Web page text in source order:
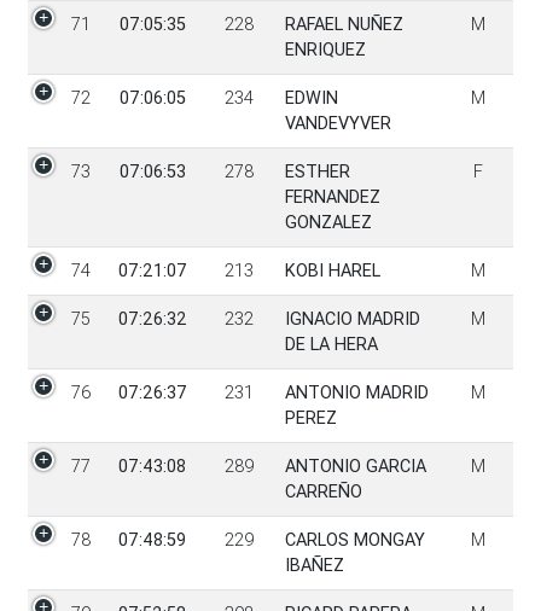
71 07:05:35 228
RAFAEL NUÑEZ
ENRIQUEZ
M
72 07:06:05 234
EDWIN
VANDEVYVER
M
73 07:06:53 278
ESTHER
FERNANDEZ
GONZALEZ
F
74 07:21:07 213 KOBI HAREL M
75 07:26:32 232
IGNACIO MADRID
DE LA HERA
M
76 07:26:37 231
ANTONIO MADRID
PEREZ
M
77 07:43:08 289
ANTONIO GARCIA
CARREÑO
M
78 07:48:59 229
CARLOS MONGAY
IBAÑEZ
M